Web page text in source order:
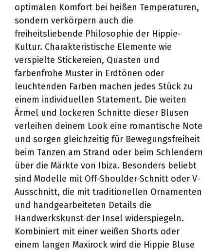
optimalen Komfort bei heißen Temperaturen,
sondern verkörpern auch die
freiheitsliebende Philosophie der Hippie-
Kultur. Charakteristische Elemente wie
verspielte Stickereien, Quasten und
farbenfrohe Muster in Erdtönen oder
leuchtenden Farben machen jedes Stück zu
einem individuellen Statement. Die weiten
Ärmel und lockeren Schnitte dieser Blusen
verleihen deinem Look eine romantische Note
und sorgen gleichzeitig für Bewegungsfreiheit
beim Tanzen am Strand oder beim Schlendern
über die Märkte von Ibiza. Besonders beliebt
sind Modelle mit Off-Shoulder-Schnitt oder V-
Ausschnitt, die mit traditionellen Ornamenten
und handgearbeiteten Details die
Handwerkskunst der Insel widerspiegeln.
Kombiniert mit einer weißen Shorts oder
einem langen Maxirock wird die Hippie Bluse